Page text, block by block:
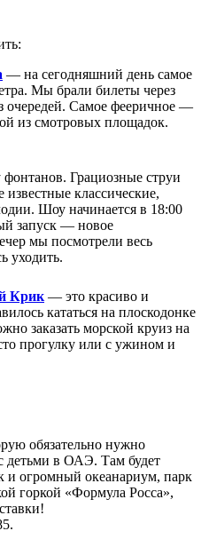
— на сегодняшний день самое
Мы брали билеты через
очередей. Самое фееричное —
из смотровых площадок.
фонтанов. Грациозные струи
классические,
Шоу начинается в 18:00
запуск — новое
мы посмотрели весь
уходить.
Крик — это красиво и
кататься на плоскодонке
заказать морской круиз на
прогулку или с ужином и
обязательно нужно
детьми в ОАЭ. Там будет
и огромный океанариум, парк
горкой «Формула Росса»,